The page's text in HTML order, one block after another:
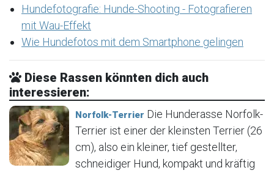
Hundefotografie: Hunde-Shooting - Fotografieren
mit Wau-Effekt
Wie Hundefotos mit dem Smartphone gelingen
Diese Rassen könnten dich auch
interessieren:
Norfolk-Terrier Die Hunderasse Norfolk-
Terrier ist einer der kleinsten Terrier (26
cm), also ein kleiner, tief gestellter,
schneidiger Hund, kompakt und kräftig